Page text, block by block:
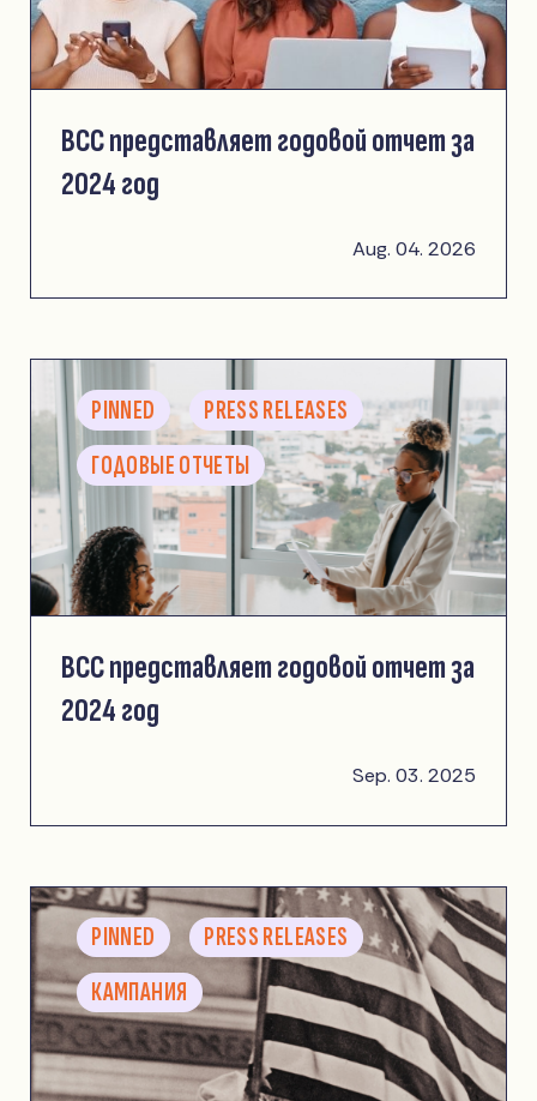
ВСС представляет годовой отчет за
2024 год
Aug. 04. 2026
PINNED
PRESS RELEASES
ГОДОВЫЕ ОТЧЕТЫ
ВСС представляет годовой отчет за
2024 год
Sep. 03. 2025
PINNED
PRESS RELEASES
КАМПАНИЯ